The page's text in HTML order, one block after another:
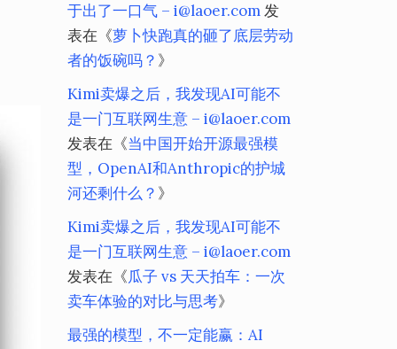
于出了一口气 – i@laoer.com发
表在《萝卜快跑真的砸了底层劳动
者的饭碗吗？ 》
Kimi卖爆之后，我发现AI可能不
是一门互联网生意 – i@laoer.com
发表在《当中国开始开源最强模
型，OpenAI和Anthropic的护城
河还剩什么？ 》
Kimi卖爆之后，我发现AI可能不
是一门互联网生意 – i@laoer.com
发表在《瓜子 vs 天天拍车：一次
卖车体验的对比与思考》
最强的模型，不一定能赢：AI